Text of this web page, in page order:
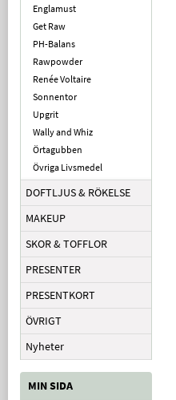
Englamust
Get Raw
PH-Balans
Rawpowder
Renée Voltaire
Sonnentor
Upgrit
Wally and Whiz
Örtagubben
Övriga Livsmedel
DOFTLJUS & RÖKELSE
MAKEUP
SKOR & TOFFLOR
PRESENTER
PRESENTKORT
ÖVRIGT
Nyheter
MIN SIDA